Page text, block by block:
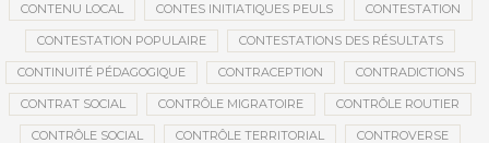
CONTENU LOCAL CONTES INITIATIQUES PEULS CONTESTATION
CONTESTATION POPULAIRE CONTESTATIONS DES RÉSULTATS
CONTINUITÉ PÉDAGOGIQUE CONTRACEPTION CONTRADICTIONS
CONTRAT SOCIAL CONTRÔLE MIGRATOIRE CONTRÔLE ROUTIER
CONTRÔLE SOCIAL CONTRÔLE TERRITORIAL CONTROVERSE